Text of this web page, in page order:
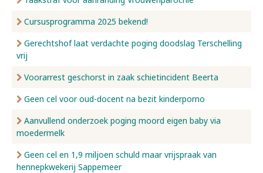
Cursusprogramma 2025 bekend!
Gerechtshof laat verdachte poging doodslag Terschelling
vrij
Voorarrest geschorst in zaak schietincident Beerta
Geen cel voor oud-docent na bezit kinderporno
Aanvullend onderzoek poging moord eigen baby via
moedermelk
Geen cel en 1,9 miljoen schuld maar vrijspraak van
hennepkwekerij Sappemeer